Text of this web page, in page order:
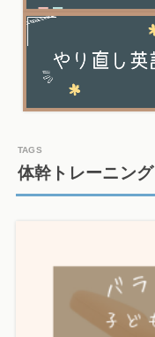
体幹トレーニング